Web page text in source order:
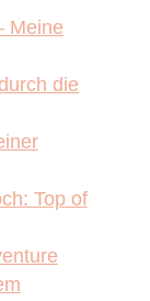
Meine
die
Top of